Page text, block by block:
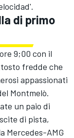
di primo
9;00 con il
fredde che
appassionati
Montmelò.
un paio di
di pista,
Mercedes-AMG